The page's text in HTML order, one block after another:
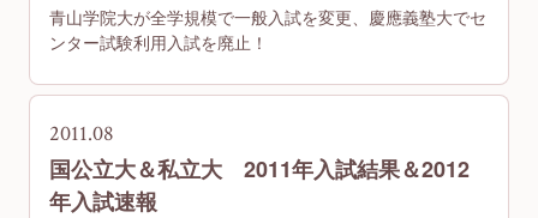
青山学院大が全学規模で一般入試を変更、慶應義塾大でセ
ンター試験利用入試を廃止！
2011.08
国公立大＆私立大 2011年入試結果＆2012
年入試速報